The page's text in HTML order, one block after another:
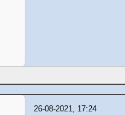
26-08-2021, 17:24